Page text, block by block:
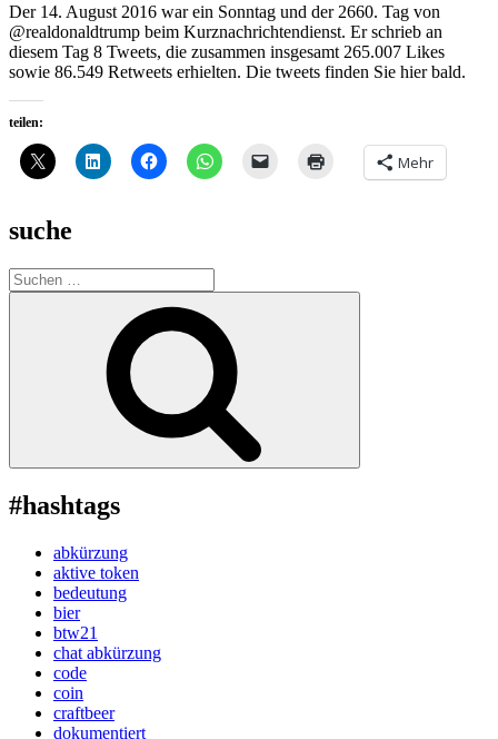
Der 14. August 2016 war ein Sonntag und der 2660. Tag von
@realdonaldtrump beim Kurznachrichtendienst. Er schrieb an
diesem Tag 8 Tweets, die zusammen insgesamt 265.007 Likes
sowie 86.549 Retweets erhielten. Die tweets finden Sie hier bald.
teilen:
Mehr
suche
Suche
nach:
#hashtags
abkürzung
aktive token
bedeutung
bier
btw21
chat abkürzung
code
coin
craftbeer
dokumentiert